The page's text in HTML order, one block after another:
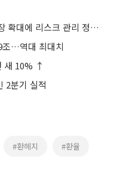
장외파생 80% 은행권 집중…시장 확대에 리스크 관리 정교화
조…역대 최대치
새 10% ↑
2분기 실적
#환헤지 #환율